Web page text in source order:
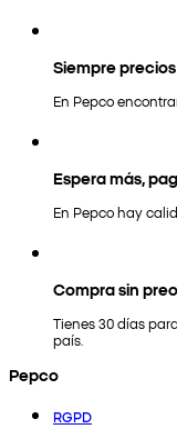
Siempre
En Pepco
Espera más,
En Pepco hay
Compra sin
Tienes 30 días
país.
Pepco
RGPD